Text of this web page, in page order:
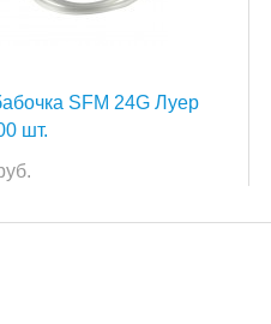
SFM 24G Луер
шт.